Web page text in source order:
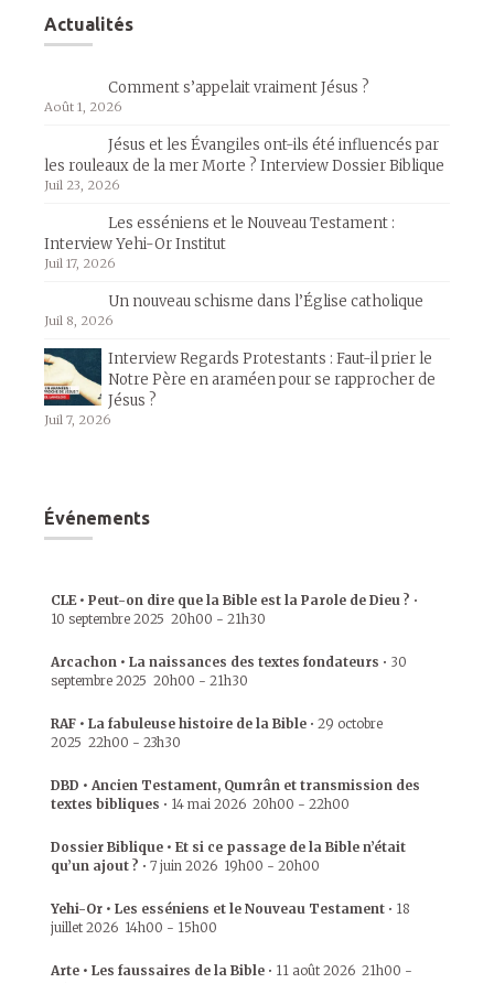
Actualités
Comment s’appelait vraiment Jésus ?
Août 1, 2026
Jésus et les Évangiles ont-ils été influencés par
les rouleaux de la mer Morte ? Interview Dossier Biblique
Juil 23, 2026
Les esséniens et le Nouveau Testament :
Interview Yehi-Or Institut
Juil 17, 2026
Un nouveau schisme dans l’Église catholique
Juil 8, 2026
Interview Regards Protestants : Faut-il prier le
Notre Père en araméen pour se rapprocher de
Jésus ?
Juil 7, 2026
Événements
CLE • Peut-on dire que la Bible est la Parole de Dieu ? •
10 septembre 2025 20h00 - 21h30
Arcachon • La naissances des textes fondateurs • 30
septembre 2025 20h00 - 21h30
RAF • La fabuleuse histoire de la Bible • 29 octobre
2025 22h00 - 23h30
DBD • Ancien Testament, Qumrân et transmission des
textes bibliques • 14 mai 2026 20h00 - 22h00
Dossier Biblique • Et si ce passage de la Bible n’était
qu’un ajout ? • 7 juin 2026 19h00 - 20h00
Yehi-Or • Les esséniens et le Nouveau Testament • 18
juillet 2026 14h00 - 15h00
Arte • Les faussaires de la Bible • 11 août 2026 21h00 -